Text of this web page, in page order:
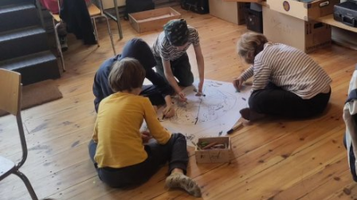
In
Lightbox
öffnen